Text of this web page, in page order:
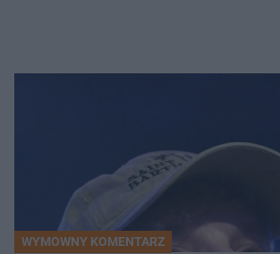
WYMOWNY KOMENTARZ